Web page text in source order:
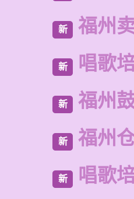
新 福州
新 唱歌
新 福州
新 福州
新 唱歌